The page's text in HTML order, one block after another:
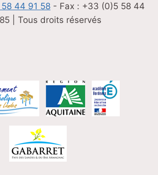
44 91 58 - Fax : +33 (0)5 58 44
| Tous droits réservés